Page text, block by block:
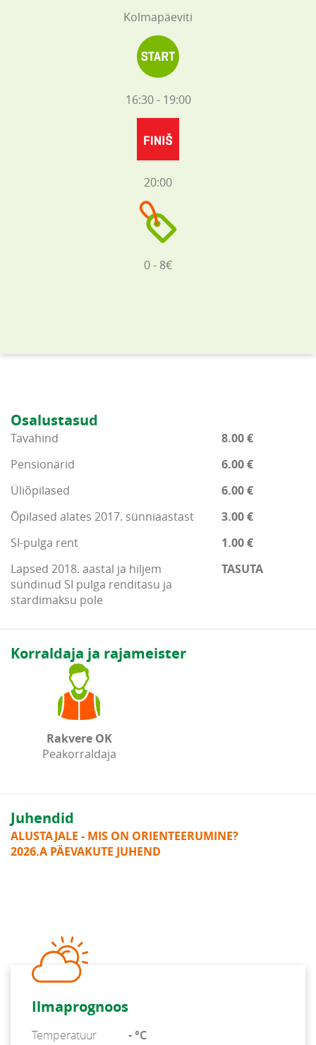
Kolmapäeviti
16:30 - 19:00
20:00
0 - 8€
Osalustasud
Tavahind
8.00 €
Pensionärid
6.00 €
Üliõpilased
6.00 €
Õpilased alates 2017. sünniaastast
3.00 €
SI-pulga rent
1.00 €
Lapsed 2018. aastal ja hiljem
sündinud SI pulga renditasu ja
stardimaksu pole
TASUTA
Korraldaja ja rajameister
Rakvere OK
Peakorraldaja
Juhendid
ALUSTAJALE - MIS ON ORIENTEERUMINE?
2026.A PÄEVAKUTE JUHEND
Ilmaprognoos
Temperatuur - °C